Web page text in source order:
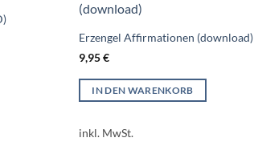
Erzengel Affirmationen (download)
9,95€
IN DEN WARENKORB
inkl. MwSt.